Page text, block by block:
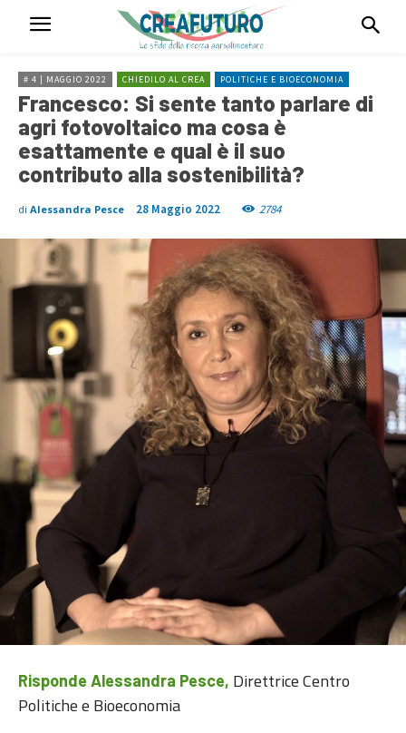
# 4 | MAGGIO 2022 CHIEDILO AL CREA POLITICHE E BIOECONOMIA
Francesco: Si sente tanto parlare di
agri fotovoltaico ma cosa è
esattamente e qual è il suo
contributo alla sostenibilità?
di Alessandra Pesce 28 Maggio 2022 2784
Risponde Alessandra Pesce, Direttrice Centro
Politiche e Bioeconomia